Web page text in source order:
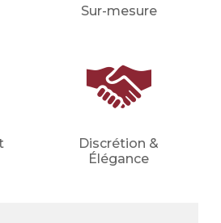
en prévoyance
avec vous le
mensualités adaptées à
(familiale, financière,
un devis
Sur-mesure
Discrétion &
Élégance